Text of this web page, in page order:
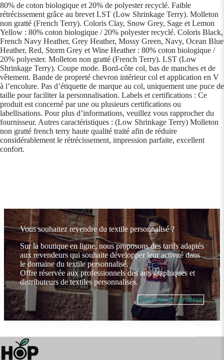
80% de coton biologique et 20% de polyester recyclé. Faible
rétrécissement grâce au brevet LST (Low Shrinkage Terry). Molleton
non gratté (French Terry). Coloris Clay, Snow Grey, Sage et Lemon
Yellow : 80% coton biologique / 20% polyester recyclé. Coloris Black,
French Navy Heather, Grey Heather, Mossy Green, Navy, Ocean Blue
Heather, Red, Storm Grey et Wine Heather : 80% coton biologique /
20% polyester. Molleton non gratté (French Terry). LST (Low
Shrinkage Terry). Coupe mode. Bord-côte col, bas de manches et de
vêtement. Bande de propreté chevron intérieur col et application en V
à l’encolure. Pas d’étiquette de marque au col, uniquement une puce de
taille pour faciliter la personnalisation. Labels et certifications : Ce
produit est concerné par une ou plusieurs certifications ou
labellisations. Pour plus d’informations, veuillez vous rapprocher du
fournisseur. Autres caractéristiques : (Low Shrinkage Terry) Molleton
non gratté french terry haute qualité traité afin de réduire
considérablement le rétrécissement, impression parfaite, excellent
confort.
Vous souhaitez revendre du textile personnalisé ?
Sur la boutique en ligne, nous proposons des tarifs adaptés
aux revendeurs qui souhaite développer leur activité dans
le domaine du textile personnalisé.
Offre réservée aux professionnels des arts graphiques et
distributeurs de textiles personnalisés.
Devenir revendeur